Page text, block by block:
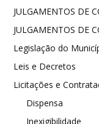
JULGAMENTOS DE
JULGAMENTOS DE
Legislação do
Leis e Decretos
Licitações e
Dispensa
Inexigibilidade